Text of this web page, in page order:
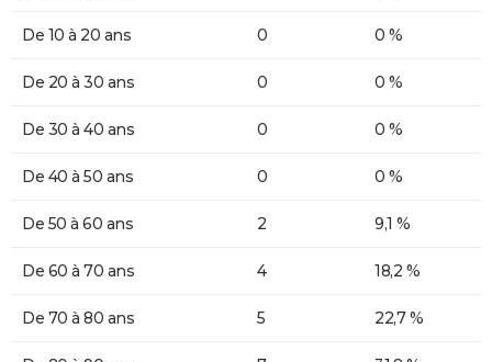
De 10 à 20 ans 0 0 %
De 20 à 30 ans 0 0 %
De 30 à 40 ans 0 0 %
De 40 à 50 ans 0 0 %
De 50 à 60 ans 2 9,1 %
De 60 à 70 ans 4 18,2 %
De 70 à 80 ans 5 22,7 %